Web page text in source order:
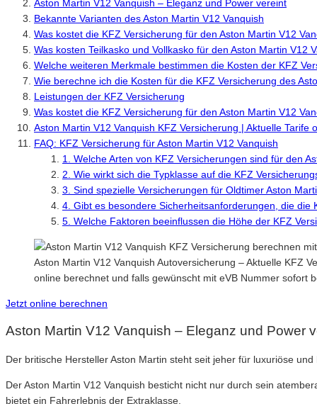
Aston Martin V12 Vanquish – Eleganz und Power vereint
Bekannte Varianten des Aston Martin V12 Vanquish
Was kostet die KFZ Versicherung für den Aston Martin V12
Was kosten Teilkasko und Vollkasko für den Aston Martin V12
Welche weiteren Merkmale bestimmen die Kosten der KFZ
Wie berechne ich die Kosten für die KFZ Versicherung des
Leistungen der KFZ Versicherung
Was kostet die KFZ Versicherung für den Aston Martin V12
Aston Martin V12 Vanquish KFZ Versicherung | Aktuelle Tarife
FAQ: KFZ Versicherung für Aston Martin V12 Vanquish
1. Welche Arten von KFZ Versicherungen sind für den
2. Wie wirkt sich die Typklasse auf die KFZ
3. Sind spezielle Versicherungen für Oldtimer Aston
4. Gibt es besondere Sicherheitsanforderungen, die die
5. Welche Faktoren beeinflussen die Höhe der KFZ
Aston Martin V12 Vanquish Autoversicherung – Aktuelle KFZ
online berechnet und falls gewünscht mit eVB Nummer sofort
Jetzt online berechnen
Aston Martin V12 Vanquish – Eleganz und Power
Der britische Hersteller Aston Martin steht seit jeher für luxuriöse
Der Aston Martin V12 Vanquish besticht nicht nur durch sein
bietet ein Fahrerlebnis der Extraklasse.